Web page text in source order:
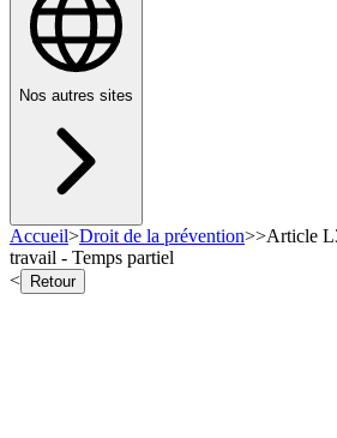
Nos autres sites
Accueil>Droit de la prévention>>Article
travail - Temps partiel
<
Retour